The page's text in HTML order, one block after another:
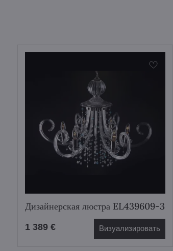
Дизайнерская люстра EL439609-3
1 389 € Визуализировать